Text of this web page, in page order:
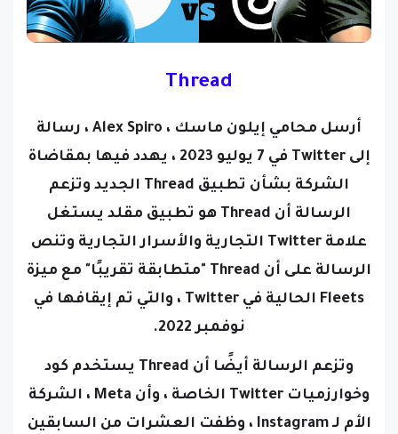
Thread
أرسل محامي إيلون ماسك ، Alex Spiro ، رسالة
إلى Twitter في 7 يوليو 2023 ، يهدد فيها بمقاضاة
الشركة بشأن تطبيق Thread الجديد وتزعم
الرسالة أن Thread هو تطبيق مقلد يستغل
علامة Twitter التجارية والأسرار التجارية
وتنص
الرسالة على أن Thread "متطابقة تقريبًا" مع ميزة
Fleets الحالية في Twitter ، والتي تم إيقافها في
نوفمبر 2022.
وتزعم الرسالة أيضًا أن Thread يستخدم كود
وخوارزميات Twitter الخاصة ، وأن Meta ، الشركة
الأم لـ Instagram ، وظفت العشرات من السابقين